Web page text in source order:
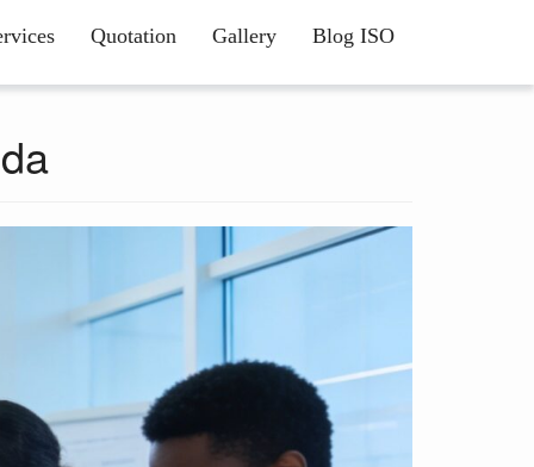
Quotation Gallery Blog ISO